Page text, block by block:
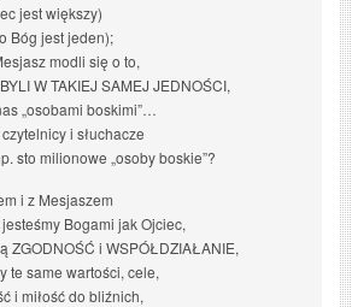
jest większy)
Bóg jest jeden);
modli się o to,
W TAKIEJ SAMEJ JEDNOŚCI,
„osobami boskimi”…
i słuchacze
sto milionowe „osoby boskie”?
i z Mesjaszem
Bogami jak Ojciec,
ZGODNOŚĆ i WSPÓŁDZIAŁANIE,
te same wartości, cele,
i miłość do bliźnich,